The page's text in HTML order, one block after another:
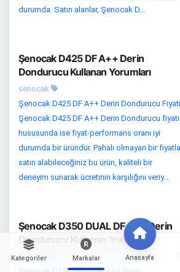
Kategoriler Markalar Anasayfa
durumda. Satın alanlar, Şenocak D...
Şenocak D425 DF A++ Derin
Dondurucu Kullanan Yorumları
senocak
Şenocak D425 DF A++ Derin Dondurucu Fiyatı
Şenocak D425 DF A++ Derin Dondurucu fiyatı
hususunda ise fiyat-performans oranı iyi
durumda bir üründür. Pahalı olmayan bir fiyatla
satın alabileceğiniz bu ürün, kaliteli bir
deneyim sunarak ücretinin karşılığını veriy...
Şenocak D350 DUAL DF A++ Derin
Dondurucu Kullanan Yorumları
senocak